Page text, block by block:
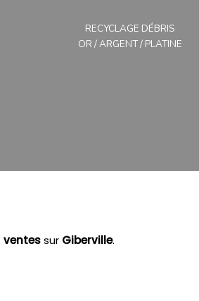
RECYCLAGE DÉBRIS
OR / ARGENT / PLATINE
ventessur Giberville.